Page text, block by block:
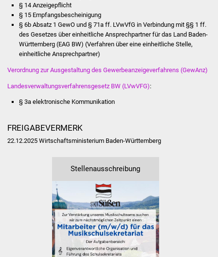
Familien
Familientreff
Kinder und Jugendliche
Schülerferienprogramm
Wohnen
Bauen in Süßen
Wohnimmobilien +
Baugrundstücke
§ 14 Anzeigepflicht
§ 15 Empfangsbescheinigung
§ 6b Absatz 1 GewO und § 71a ff. LVwVfG in Verbindung mit §§ 1 ff.
des Gesetzes über einheitliche Ansprechpartner für das Land Baden-
Württemberg (EAG BW) (Verfahren über eine einheitliche Stelle,
einheitliche Ansprechpartner)
Verordnung zur Ausgestaltung des Gewerbeanzeigeverfahrens (GewAnz)
Landesverwaltungsverfahrensgesetz BW (LVwVFG):
§ 3a elektronische Kommunikation
FREIGABEVERMERK
22.12.2025 Wirtschaftsministerium Baden-Württemberg
Stellenausschreibung